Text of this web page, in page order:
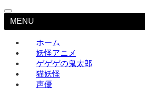
MENU
ホーム
妖怪アニメ
ゲゲゲの鬼太郎
猫妖怪
声優